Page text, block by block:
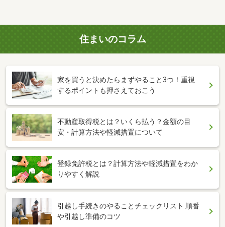
住まいのコラム
家を買うと決めたらまずやること3つ！重視
するポイントも押さえておこう
不動産取得税とは？いくら払う？金額の目
安・計算方法や軽減措置について
登録免許税とは？計算方法や軽減措置をわか
りやすく解説
引越し手続きのやることチェックリスト 順番
や引越し準備のコツ